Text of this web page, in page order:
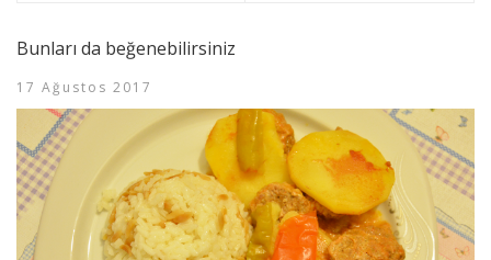
Bunları da beğenebilirsiniz
17 Ağustos 2017